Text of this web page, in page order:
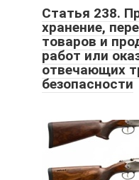
Статья 238.
хранение,
товаров и
работ или
отвечающих
безопасности